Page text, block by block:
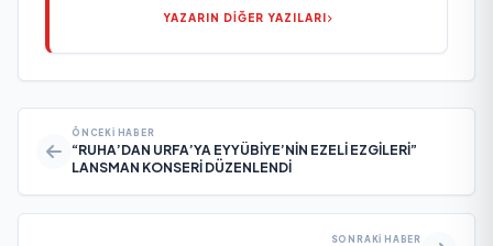
YAZARIN DİĞER YAZILARI
ÖNCEKI HABER
“RUHA’DAN URFA’YA EYYÜBİYE’NİN EZELİ EZGİLERİ”
LANSMAN KONSERİ DÜZENLENDİ
SONRAKI HABER